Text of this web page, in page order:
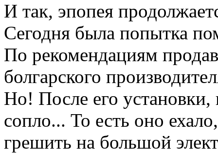
И так, эпопея
Сегодня была попытка
По рекомендациям
болгарского
Но! После его установки,
сопло... То есть оно
грешить на большой